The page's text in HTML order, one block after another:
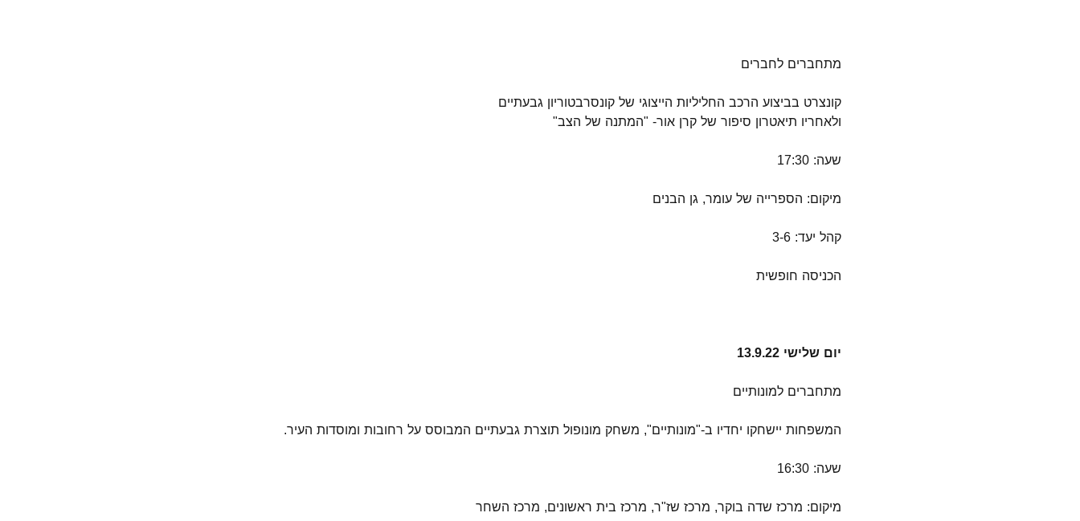
מתחברים לחברים
קונצרט בביצוע הרכב החליליות הייצוגי של קונסרבטוריון גבעתיים
ולאחריו תיאטרון סיפור של קרן אור- "המתנה של הצב"
שעה: 17:30
מיקום: הספרייה של עומר, גן הבנים
קהל יעד: 3-6
הכניסה חופשית
יום שלישי 13.9.22
מתחברים למונותיים
המשפחות יישחקו יחדיו ב-"מונותיים", משחק מונופול תוצרת גבעתיים המבוסס על רחובות ומוסדות העיר.
שעה: 16:30
מיקום: מרכז שדה בוקר, מרכז שז"ר, מרכז בית ראשונים, מרכז השחר